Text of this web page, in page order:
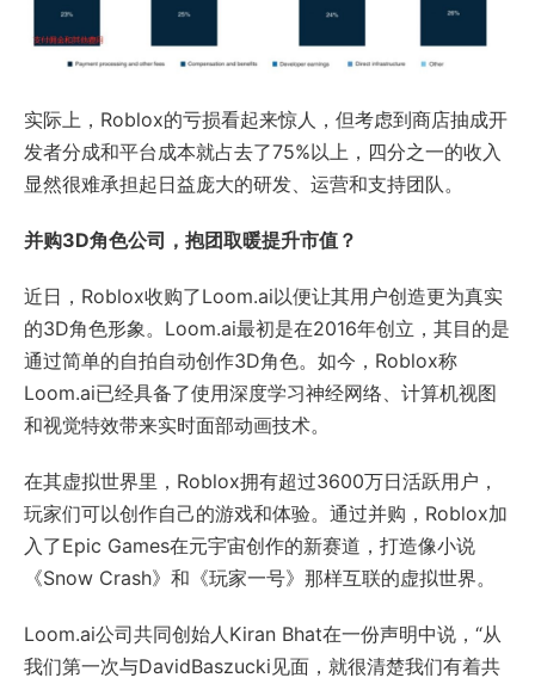
实际上，Roblox的亏损看起来惊人，但考虑到商店抽成开
发者分成和平台成本就占去了75%以上，四分之一的收入
显然很难承担起日益庞大的研发、运营和支持团队。
并购3D角色公司，抱团取暖提升市值？
近日，Roblox收购了Loom.ai以便让其用户创造更为真实
的3D角色形象。Loom.ai最初是在2016年创立，其目的是
通过简单的自拍自动创作3D角色。如今，Roblox称
Loom.ai已经具备了使用深度学习神经网络、计算机视图
和视觉特效带来实时面部动画技术。
在其虚拟世界里，Roblox拥有超过3600万日活跃用户，
玩家们可以创作自己的游戏和体验。通过并购，Roblox加
入了Epic Games在元宇宙创作的新赛道，打造像小说
《Snow Crash》和《玩家一号》那样互联的虚拟世界。
Loom.ai公司共同创始人Kiran Bhat在一份声明中说，“从
我们第一次与DavidBaszucki见面，就很清楚我们有着共